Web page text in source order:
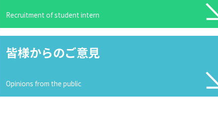
Recruitment of student intern
皆様からのご意見
Opinions from the public